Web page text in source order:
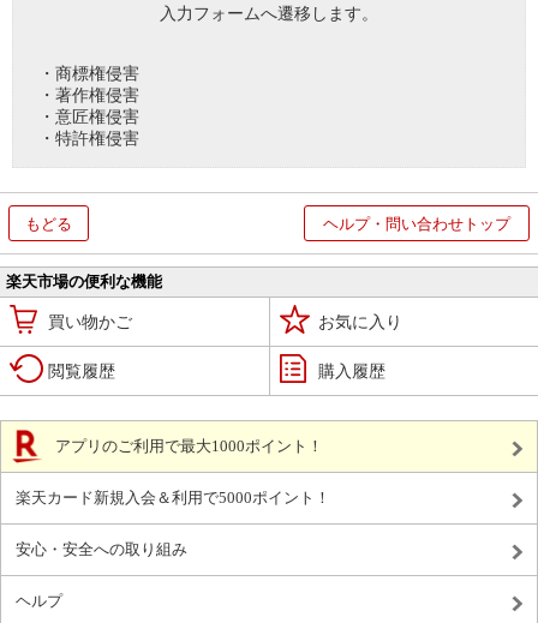
入力フォームへ遷移します。
・商標権侵害
・著作権侵害
・意匠権侵害
・特許権侵害
もどる ヘルプ・問い合わせトップ
楽天市場の便利な機能
買い物かご お気に入り
閲覧履歴 購入履歴
アプリのご利用で最大1000ポイント！
楽天カード新規入会＆利用で5000ポイント！
安心・安全への取り組み
ヘルプ